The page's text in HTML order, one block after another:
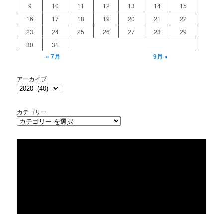
9
10 11 12 13 14
15
16
17 18 19 20 21
22
23
24 25 26 27 28
29
30
31
« 7月 9月 »
アーカイブ
カテゴリー